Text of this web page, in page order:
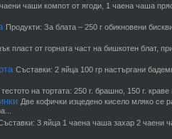
чаши компот от ягоди, 1 чаена чаша
Продукти: За блата – 250 г обикновени
пласт от горната част на бишкотен блат,
Съставки: 2 яйца 100 гр настъргани
на тортата: 250 г. брашно, 150 г.
Две кофички изцедено ки­село мляко се
3 яйца 1 чаена чаша захар 2 чаени